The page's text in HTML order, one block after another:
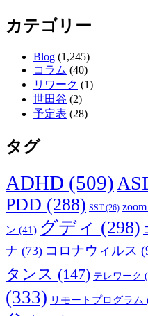
カテゴリー
Blog (1,245)
コラム (40)
リワーク (1)
世田谷 (2)
予定表 (28)
タグ
ADHD (509)
PDD (288) SST(26) zoom
ン (41) グディ (298)
ナ (73) コロナウィルス
タンス (147) テレワーク
(333) リモートプログラム